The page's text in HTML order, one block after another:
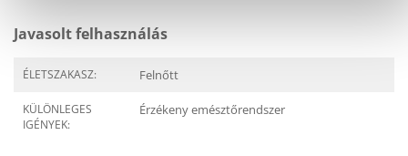
Javasolt felhasználás
ÉLETSZAKASZ: Felnőtt
KÜLÖNLEGES
IGÉNYEK:
Érzékeny emésztőrendszer